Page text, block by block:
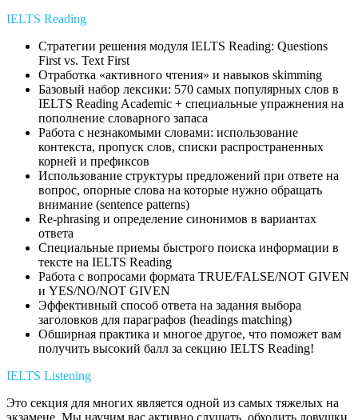
IELTS Reading
Стратегии решения модуля IELTS Reading: Questions
First vs. Text First
Отработка «активного чтения» и навыков skimming
Базовый набор лексики: 570 самых популярных слов в
IELTS Reading Academic + специальные упражнения на
пополнение словарного запаса
Работа с незнакомыми словами: использование
контекста, пропуск слов, списки распространенных
корней и префиксов
Использование структуры предложений при ответе на
вопрос, опорные слова на которые нужно обращать
внимание (sentence patterns)
Re-phrasing и определение синонимов в вариантах
ответа
Специальные приемы быстрого поиска информации в
тексте на IELTS Reading
Работа с вопросами формата TRUE/FALSE/NOT GIVEN
и YES/NO/NOT GIVEN
Эффективный способ ответа на задания выбора
заголовков для параграфов (headings matching)
Обширная практика и многое другое, что поможет вам
получить высокий балл за секцию IELTS Reading!
IELTS Listening
Это секция для многих является одной из самых тяжелых на